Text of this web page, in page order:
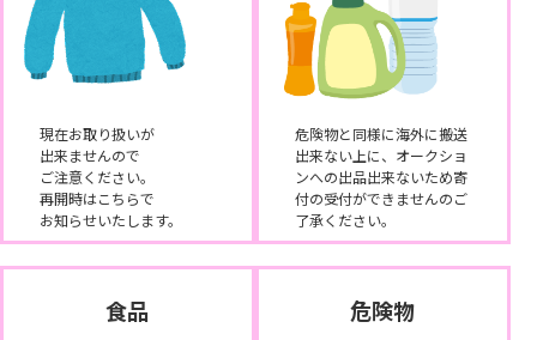
現在お取り扱いが
出来ませんので
ご注意ください。
再開時はこちらで
お知らせいたします。
危険物と同様に海外に搬送
出来ない上に、オークショ
ンへの出品出来ないため寄
付の受付ができませんのご
了承ください。
食品 危険物